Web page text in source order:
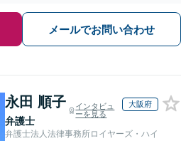
メールでお問い合わせ
永田 順子
弁護士
インタビュ
ーを見る
大阪府
弁護士法人法律事務所ロイヤーズ・ハイ